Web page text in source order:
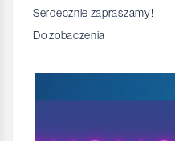
Serdecznie zapraszamy!
Do zobaczenia